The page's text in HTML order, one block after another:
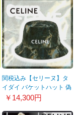
関税込み【セリーヌ】タ
イダイ バケットハット 偽
物コーデュロイ
￥14,300円